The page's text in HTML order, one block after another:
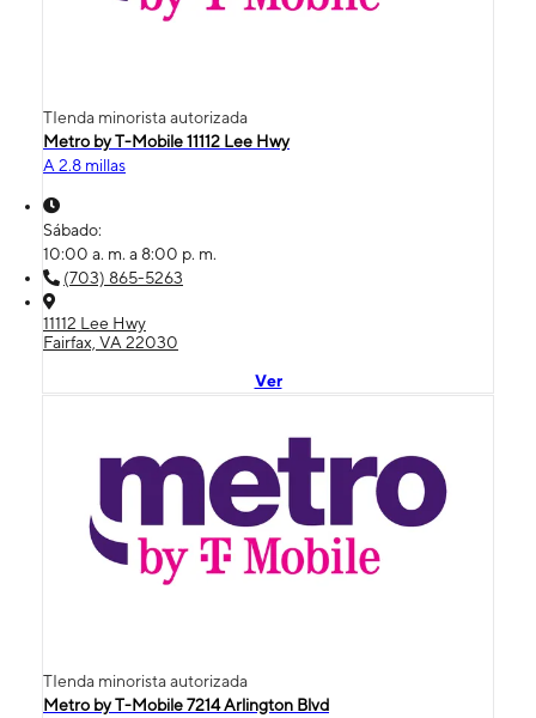
TIenda minorista autorizada
Metro by T-Mobile 11112 Lee Hwy
A 2.8 millas
Sábado:
10:00 a. m. a 8:00 p. m.
(703) 865-5263
11112 Lee Hwy
Fairfax, VA 22030
Ver
TIenda minorista autorizada
Metro by T-Mobile 7214 Arlington Blvd